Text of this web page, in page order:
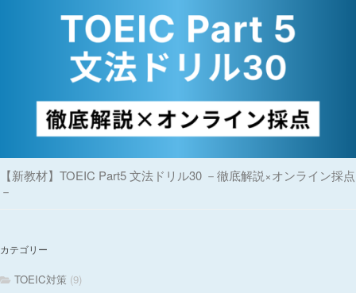
【新教材】TOEIC Part5 文法ドリル30 －徹底解説×オンライン採点
－
カテゴリー
TOEIC対策 (9)